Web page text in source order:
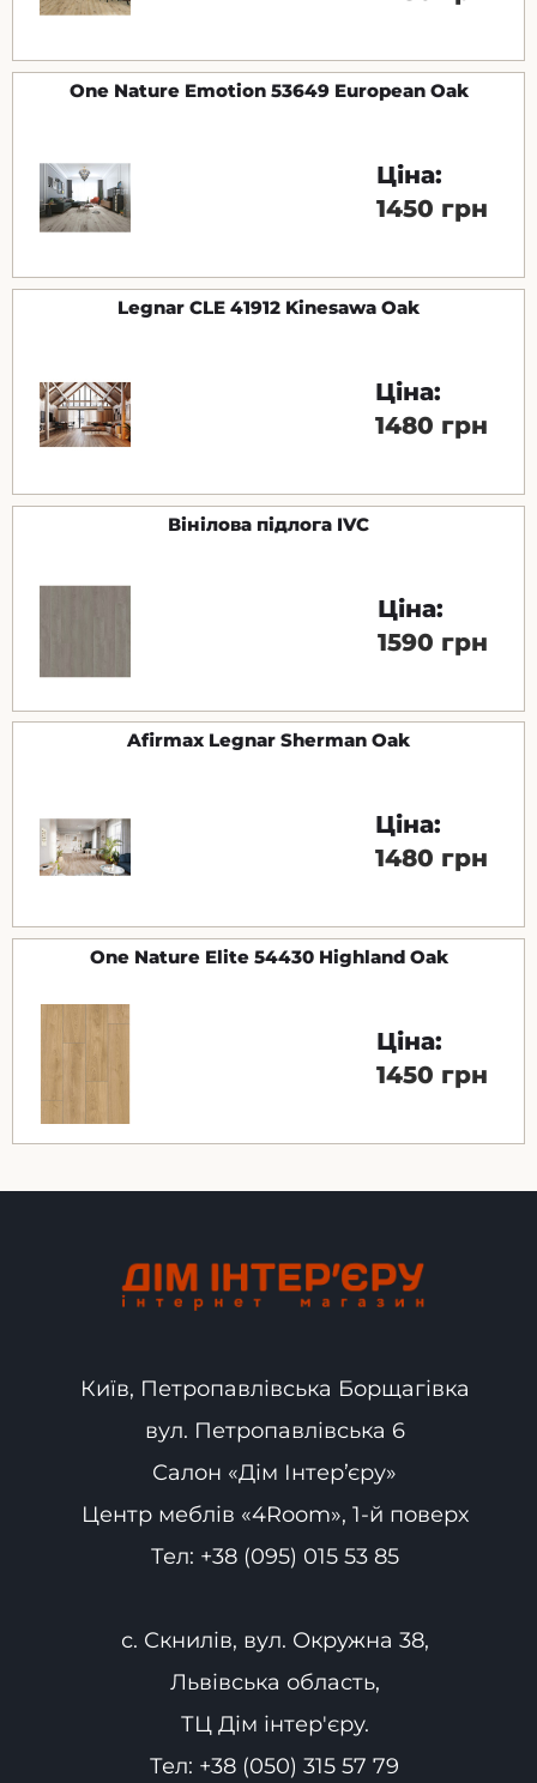
One Nature Emotion 53649 European Oak
Ціна:
1450 грн
Legnar CLE 41912 Kinesawa Oak
Ціна:
1480 грн
Вінілова підлога IVC
Ціна:
1590 грн
Afirmax Legnar Sherman Oak
Ціна:
1480 грн
One Nature Elite 54430 Highland Oak
Ціна:
1450 грн
Київ, Петропавлівська Борщагівка
вул. Петропавлівська 6
Салон «Дім Інтер’єру»
Центр меблів «4Room», 1-й поверх
Тел: +38 (095) 015 53 85
с. Скнилів, вул. Окружна 38,
Львівська область,
ТЦ Дім інтер'єру.
Тел: +38 (050) 315 57 79